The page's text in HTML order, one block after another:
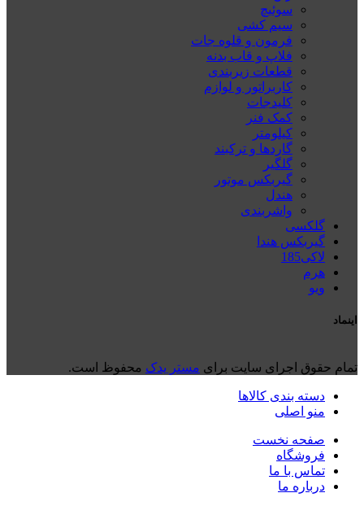
سوئیچ
سیم کشی
فرمون و قلوه جات
فلاپ و قاب بدنه
قطعات زیربندی
کاربراتور و لوازم
کلیدجات
کمک فنر
کیلومتر
گاردها و ترکبند
گلگیر
گیربکس موتور
هندل
واشربندی
گلکسی
گیربکس هندا
لاکی185
هرم
ويو
اینماد
تمام حقوق اجرای سایت برای مستر یدک محفوظ است.
دسته بندی کالاها
منو اصلی
صفحه نخست
فروشگاه
تماس با ما
درباره ما